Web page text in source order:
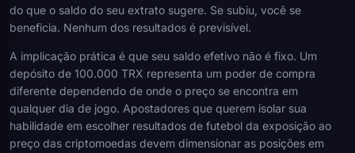
do que o saldo do seu extrato sugere. Se subiu, você se
beneficia. Nenhum dos resultados é previsível.
A implicação prática é que seu saldo efetivo não é fixo. Um
depósito de 100.000 TRX representa um poder de compra
diferente dependendo de onde o preço se encontra em
qualquer dia de jogo. Apostadores que querem isolar sua
habilidade em escolher resultados de futebol da exposição ao
preço das criptomoedas devem dimensionar as posições em